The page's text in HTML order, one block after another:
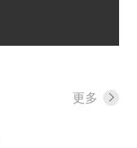
更多